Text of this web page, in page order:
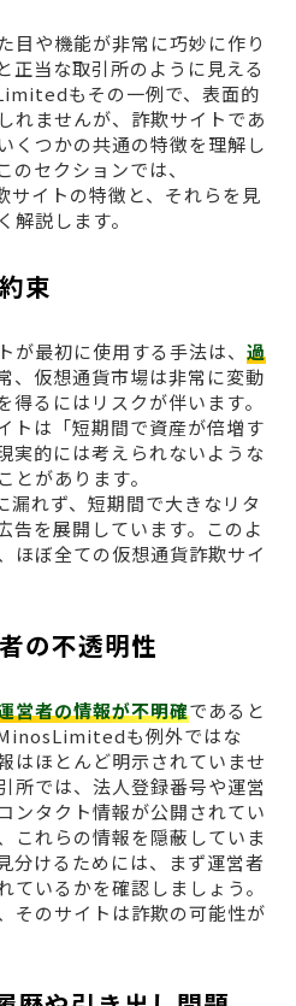
目や機能が非常に巧妙に作り
正当な取引所のように見える
もその一例で、表面的
れませんが、詐欺サイトであ
くつかの共通の特徴を理解し
セクションでは、
イトの特徴と、それらを見
解説します。
束
が最初に使用する手法は、 過
、仮想通貨市場は非常に変動
るにはリスクが伴います。
トは「短期間で資産が倍増す
実的には考えられないような
とがあります。
れず、短期間で大きなリタ
告を展開しています。このよ
ほぼ全ての仮想通貨詐欺サイ
の不透明性
営者の情報が不明確であると
も例外ではな
はほとんど明示されていませ
所では、法人登録番号や運営
ンタクト情報が公開されてい
これらの情報を隠蔽していま
分けるためには、まず運営者
いるかを確認しましょう。
そのサイトは詐欺の可能性が